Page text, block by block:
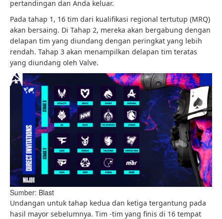
pertandingan dan Anda keluar.
Pada tahap 1, 16 tim dari kualifikasi regional tertutup (MRQ)
akan bersaing. Di Tahap 2, mereka akan bergabung dengan
delapan tim yang diundang dengan peringkat yang lebih
rendah. Tahap 3 akan menampilkan delapan tim teratas
yang diundang oleh Valve.
Sumber: Blast
Undangan untuk tahap kedua dan ketiga tergantung pada
hasil mayor sebelumnya. Tim -tim yang finis di 16 tempat